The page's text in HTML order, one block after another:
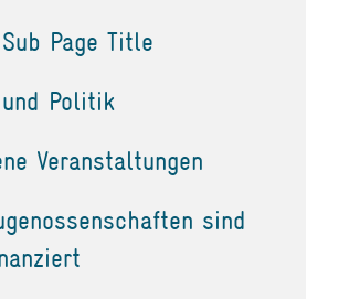
Page Title
Politik
Veranstaltungen
sind